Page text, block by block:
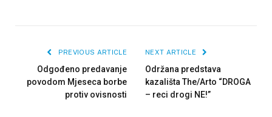
PREVIOUS ARTICLE
Odgođeno predavanje
povodom Mjeseca borbe
protiv ovisnosti
NEXT ARTICLE
Održana predstava
kazališta The/Arto “DROGA
– reci drogi NE!”